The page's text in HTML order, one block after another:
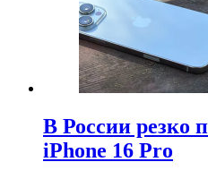
В России резко
iPhone 16 Pro